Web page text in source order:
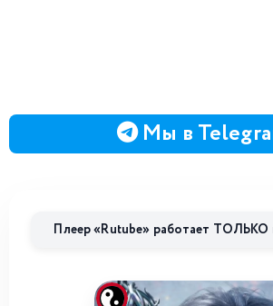
Мы в
Плеер «Rutube» работает ТОЛЬКО